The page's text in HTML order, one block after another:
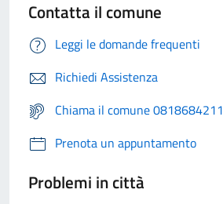
Contatta il comune
Leggi le domande frequenti
Richiedi Assistenza
Chiama il comune 0818684211
Prenota un appuntamento
Problemi in città